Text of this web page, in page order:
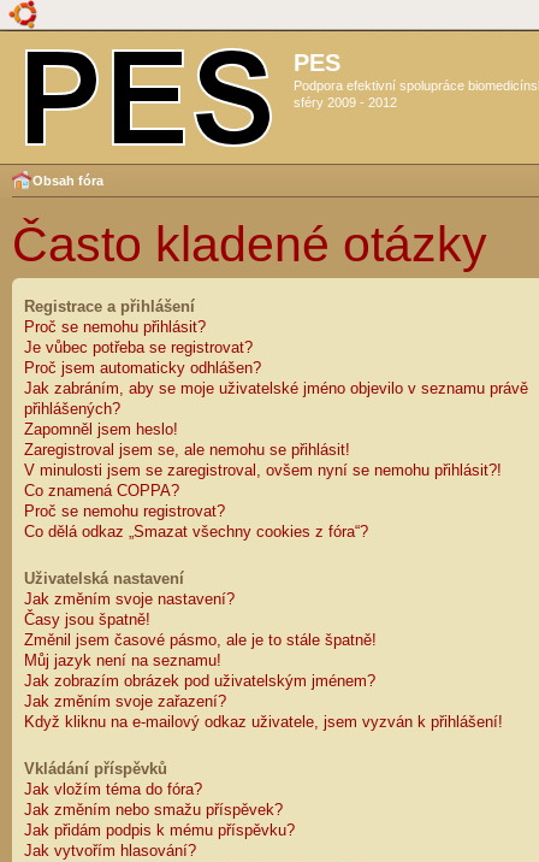
PES
Podpora efektivní spolupráce
sféry 2009 - 2012
Obsah fóra
Často kladené otázky
Registrace a přihlášení
Proč se nemohu přihlásit?
Je vůbec potřeba se registrovat?
Proč jsem automaticky odhlášen?
Jak zabráním, aby se moje uživatelské jméno objevilo v seznamu právě
přihlášených?
Zapomněl jsem heslo!
Zaregistroval jsem se, ale nemohu se přihlásit!
V minulosti jsem se zaregistroval, ovšem nyní se nemohu přihlásit?!
Co znamená COPPA?
Proč se nemohu registrovat?
Co dělá odkaz „Smazat všechny cookies z fóra“?
Uživatelská nastavení
Jak změním svoje nastavení?
Časy jsou špatně!
Změnil jsem časové pásmo, ale je to stále špatně!
Můj jazyk není na seznamu!
Jak zobrazím obrázek pod uživatelským jménem?
Jak změním svoje zařazení?
Když kliknu na e-mailový odkaz uživatele, jsem vyzván k přihlášení!
Vkládání příspěvků
Jak vložím téma do fóra?
Jak změním nebo smažu příspěvek?
Jak přidám podpis k mému příspěvku?
Jak vytvořím hlasování?